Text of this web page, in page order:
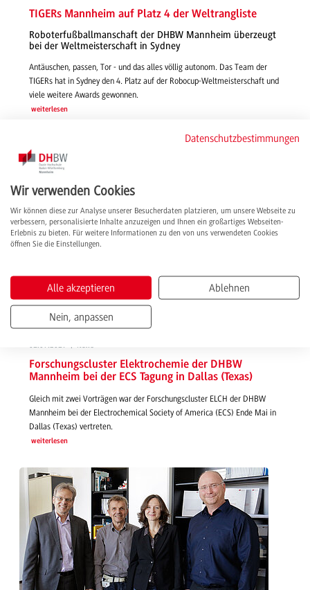
TIGERs Mannheim auf Platz 4 der Weltrangliste
Roboterfußballmanschaft der DHBW Mannheim überzeugt
bei der Weltmeisterschaft in Sydney
Antäuschen, passen, Tor - und das alles völlig autonom. Das Team der
TIGERs hat in Sydney den 4. Platz auf der Robocup-Weltmeisterschaft und
viele weitere Awards gewonnen.
weiterlesen
01.07.2019 | News
Forschungscluster Elektrochemie der DHBW
Mannheim bei der ECS Tagung in Dallas (Texas)
Gleich mit zwei Vorträgen war der Forschungscluster ELCH der DHBW
Mannheim bei der Electrochemical Society of America (ECS) Ende Mai in
Dallas (Texas) vertreten.
weiterlesen
Datenschutzbestimmungen
Wir verwenden Cookies
Wir können diese zur Analyse unserer Besucherdaten platzieren, um unsere Webseite zu
verbessern, personalisierte Inhalte anzuzeigen und Ihnen ein großartiges Webseiten-
Erlebnis zu bieten. Für weitere Informationen zu den von uns verwendeten Cookies
öffnen Sie die Einstellungen.
Alle akzeptieren Ablehnen
Nein, anpassen